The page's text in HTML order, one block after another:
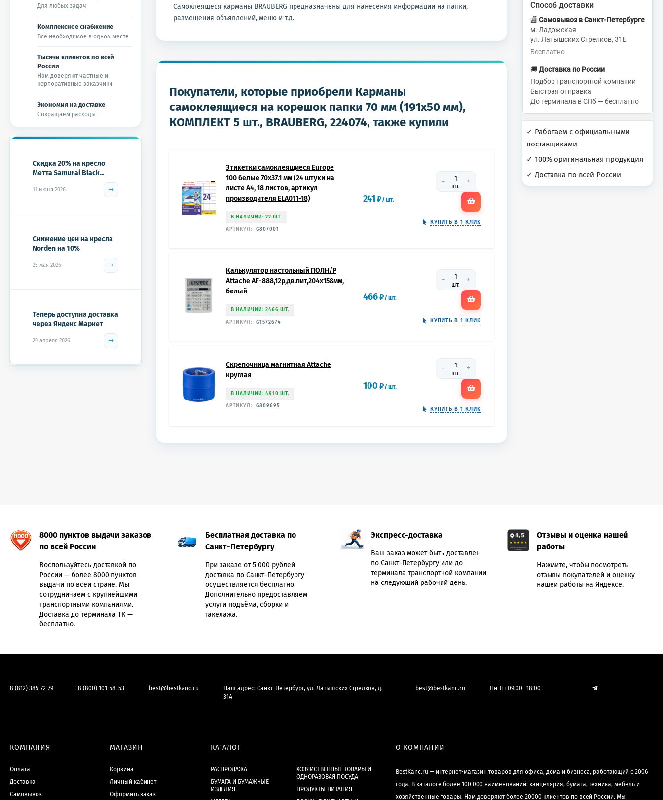
Самоклеящеся карманы BRAUBERG предназначены для нанесения информации на папки,
размещения объявлений, меню и т.д.
Покупатели, которые приобрели Карманы
самоклеящиеся на корешок папки 70 мм (191х50 мм),
КОМПЛЕКТ 5 шт., BRAUBERG, 224074, также купили
Этикетки самоклеящиеся Europe
100 белые 70x37.1 мм (24 штуки на
листе А4, 18 листов, артикул
производителя ELA011-18)
В НАЛИЧИИ: 22 ШТ.
АРТИКУЛ: G807001
241 ₽/шт.
-
шт.
+
КУПИТЬ В 1 КЛИК
Калькулятор настольный ПОЛН/Р
Attache AF-888,12р,дв.пит,204x158мм,
белый
В НАЛИЧИИ: 2466 ШТ.
АРТИКУЛ: G1572674
466₽/шт.
-
шт.
+
КУПИТЬ В 1 КЛИК
Скрепочница магнитная Attache
круглая
В НАЛИЧИИ: 4910 ШТ.
АРТИКУЛ: G809695
100 ₽/шт.
-
шт.
+
КУПИТЬ В 1 КЛИК
Способ доставки
🏬 Самовывоз в Санкт-Петербурге
м. Ладожская
ул. Латышских Стрелков, 31Б
Бесплатно
🚚 Доставка по России
Подбор транспортной компании
Быстрая отправка
До терминала в СПб — бесплатно
✓ Работаем с официальными
поставщиками
✓ 100% оригинальная продукция
✓ Доставка по всей России
Для любых задач
Комплексное снабжение
Всё необходимое в одном месте
Тысячи клиентов по всей
России
Нам доверяют частные и
корпоративные заказчики
Экономия на доставке
Сокращаем расходы
Скидка 20% на кресло
Метта Samurai Black...
11 июня 2026
Снижение цен на кресла
Norden на 10%
25 мая 2026
Теперь доступна доставка
через Яндекс Маркет
20 апреля 2026
8000 пунктов выдачи заказов
по всей России
Воспользуйтесь доставкой по
России — более 8000 пунктов
выдачи по всей стране. Мы
сотрудничаем с крупнейшими
транспортными компаниями.
Доставка до терминала ТК —
бесплатно.
Бесплатная доставка по
Санкт-Петербургу
При заказе от 5 000 рублей
доставка по Санкт-Петербургу
осуществляется бесплатно.
Дополнительно предоставляем
услуги подъёма, сборки и
такелажа.
Экспресс-доставка
Ваш заказ может быть доставлен
по Санкт-Петербургу или до
терминала транспортной компании
на следующий рабочий день.
Отзывы и оценка нашей
работы
Нажмите, чтобы посмотреть
отзывы покупателей и оценку
нашей работы на Яндексе.
8 (812) 385-72-79 8 (800) 101-58-53 best@bestkanc.ru
Наш адрес: Санкт-Петербург, ул. Латышских Стрелков, д.
31А
best@bestkanc.ru Пн-Пт 09:00—18:00
КОМПАНИЯ
Оплата
Доставка
Самовывоз
МАГАЗИН
Корзина
Личный кабинет
Оформить заказ
КАТАЛОГ
РАСПРОДАЖА
БУМАГА И БУМАЖНЫЕ
ИЗДЕЛИЯ
ХОЗЯЙСТВЕННЫЕ ТОВАРЫ И
ОДНОРАЗОВАЯ ПОСУДА
ПРОДУКТЫ ПИТАНИЯ
О КОМПАНИИ
BestKanc.ru — интернет-магазин товаров для офиса, дома и бизнеса, работающий с 2006
года. В каталоге более 100 000 наименований: канцелярия, бумага, техника, мебель и
хозяйственные товары. Нам доверяют более 20000 клиентов по всей России. Мы